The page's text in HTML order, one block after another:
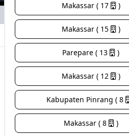
Makassar ( 17 )
Makassar ( 15 )
Parepare ( 13 )
Makassar ( 12 )
Kabupaten Pinrang ( 8
Makassar ( 8 )